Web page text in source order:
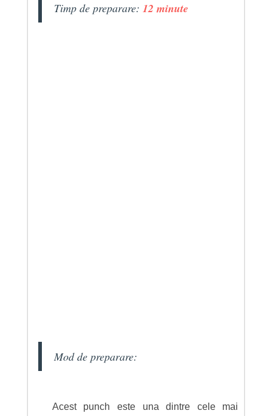
Timp de preparare: 12 minute
Mod de preparare:
Acest punch este una dintre cele mai